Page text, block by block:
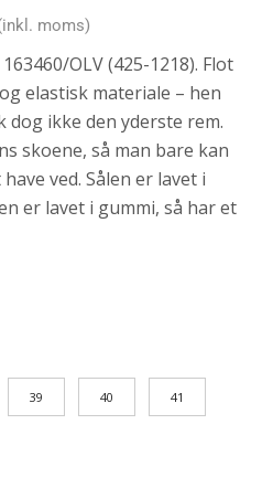
moms)
163460/OLV (425-1218). Flot
elastisk materiale – hen
ikke den yderste rem.
skoene, så man bare kan
ved. Sålen er lavet i
er lavet i gummi, så har et
39 40 41